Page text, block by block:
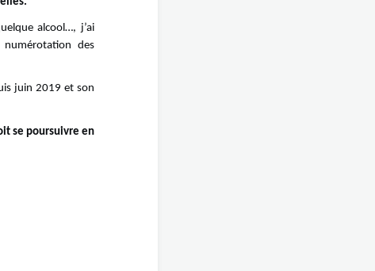
alcool…, j’ai
numérotation des
juin 2019 et son
se poursuivre en